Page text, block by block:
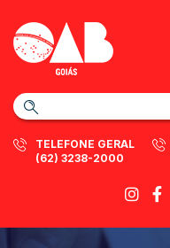
TELEFONE GERAL
(62) 3238-2000